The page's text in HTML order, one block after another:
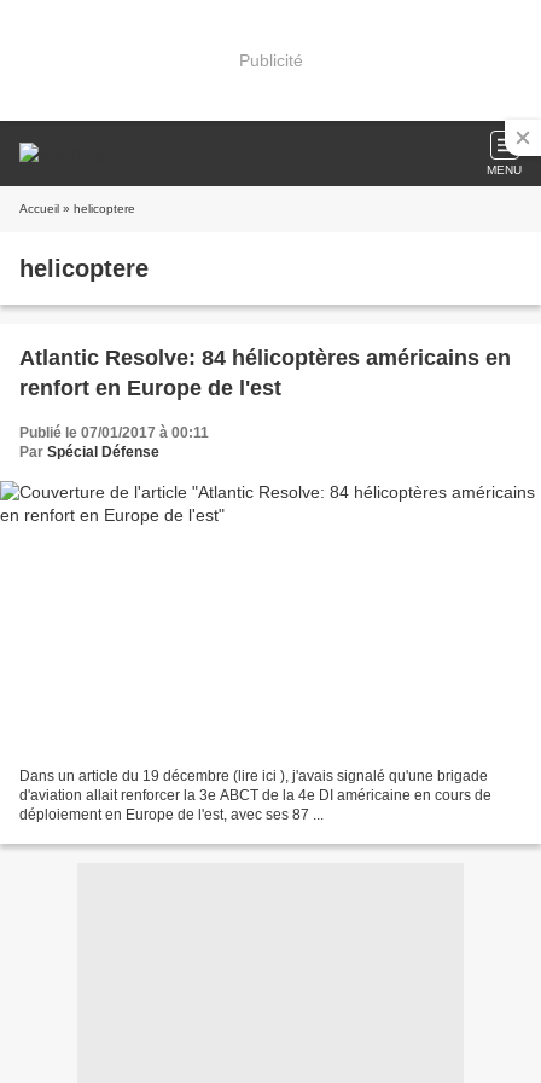
Publicité
MENU
Accueil » helicoptere
helicoptere
Atlantic Resolve: 84 hélicoptères américains en
renfort en Europe de l'est
Publié le 07/01/2017 à 00:11
Par Spécial Défense
Dans un article du 19 décembre (lire ici ), j'avais signalé qu'une brigade
d'aviation allait renforcer la 3e ABCT de la 4e DI américaine en cours de
déploiement en Europe de l'est, avec ses 87 ...